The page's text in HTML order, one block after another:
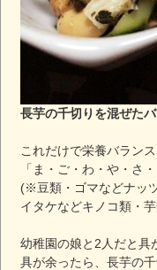
長芋の千切りを混ぜた
これだけで栄養バランス
「ま・ご・わ・や・さ
(※豆類・ゴマなどナッ
イタケなどキノコ類・
幼稚園の娘と2人だと具
具が余ったら、長芋の